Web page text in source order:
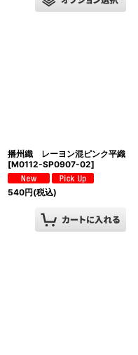
播州織 レーヨン混ピンク平織
[M0112-SP0907-02]
540円(税込)